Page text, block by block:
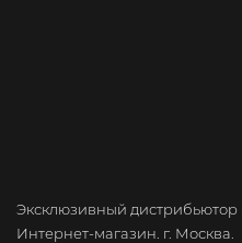
Эксклюзивный
Интернет-магазин. г. Москва.